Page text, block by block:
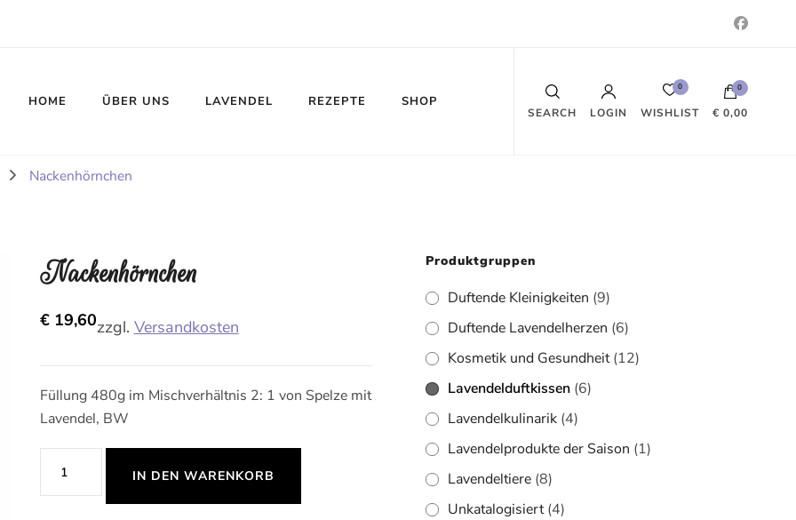
HOME ÜBER UNS LAVENDEL REZEPTE SHOP
SEARCH LOGIN
0
WISHLIST
0
€ 0,00
Nackenhörnchen
Nackenhörnchen
€19,60zzgl. Versandkosten
Füllung 480g im Mischverhältnis 2: 1 von Spelze mit
Lavendel, BW
Nackenhörnchen
Menge
IN DEN WARENKORB
Produktgruppen
Duftende Kleinigkeiten (9)
Duftende Lavendelherzen (6)
Kosmetik und Gesundheit (12)
Lavendelduftkissen (6)
Lavendelkulinarik (4)
Lavendelprodukte der Saison (1)
Lavendeltiere (8)
Unkatalogisiert (4)